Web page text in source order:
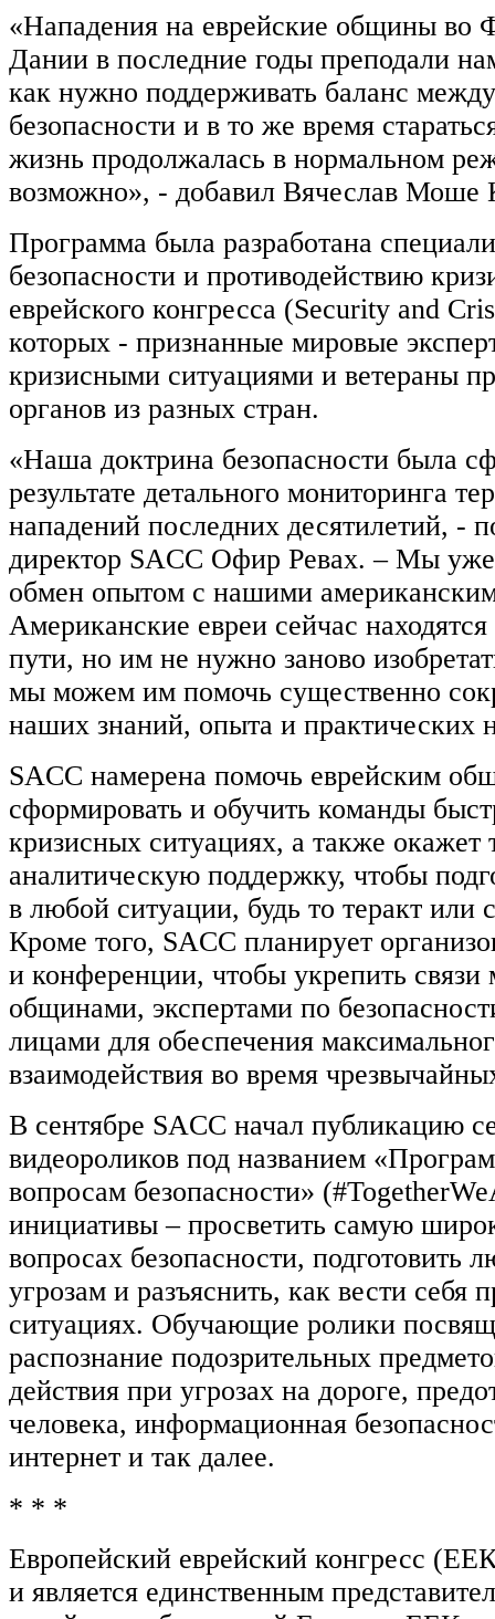
«Нападения на еврейские общины во
Дании в последние годы преподали
как нужно поддерживать баланс
безопасности и в то же время
жизнь продолжалась в нормальном
возможно», - добавил Вячеслав Моше
Программа была разработана
безопасности и противодействию
еврейского конгресса (Security and
которых - признанные мировые
кризисными ситуациями и ветераны
органов из разных стран.
«Наша доктрина безопасности была
результате детального мониторинга
нападений последних десятилетий, -
директор SACC Офир Ревах. – Мы уже
обмен опытом с нашими
Американские евреи сейчас
пути, но им не нужно заново
мы можем им помочь существенно
наших знаний, опыта и практических
SACC намерена помочь еврейским
сформировать и обучить команды
кризисных ситуациях, а также окажет
аналитическую поддержку, чтобы
в любой ситуации, будь то теракт или
Кроме того, SACC планирует
и конференции, чтобы укрепить
общинами, экспертами по
лицами для обеспечения
взаимодействия во время
В сентябре SACC начал публикацию
видеороликов под названием
вопросам безопасности»
инициативы – просветить самую
вопросах безопасности, подготовить
угрозам и разъяснить, как вести себя
ситуациях. Обучающие ролики
распознание подозрительных
действия при угрозах на дороге,
человека, информационная
интернет и так далее.
* * *
Европейский еврейский конгресс
и является единственным